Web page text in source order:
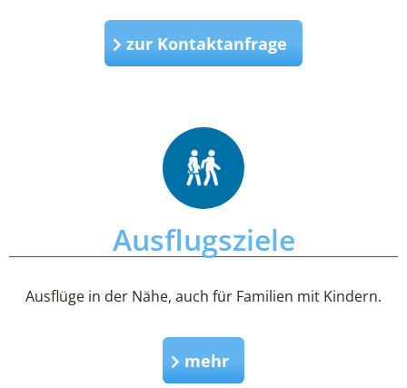
zur Kontaktanfrage
Ausflugsziele
Ausflüge in der Nähe, auch für Familien mit Kindern.
mehr